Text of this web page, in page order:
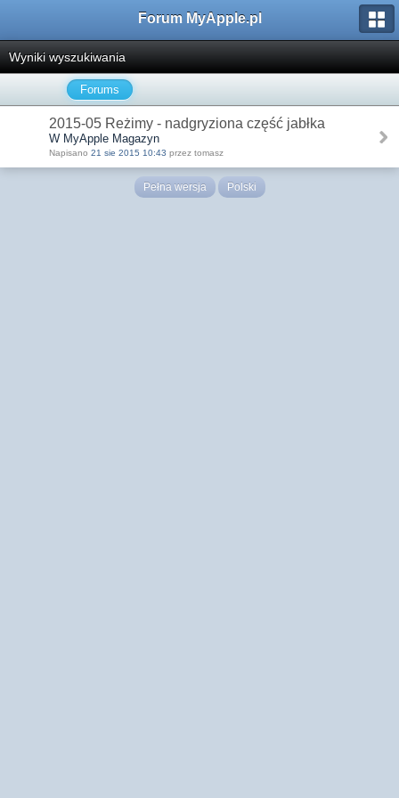
Forum MyApple.pl
Wyniki wyszukiwania
Forums
2015-05 Reżimy - nadgryziona część jabłka
W MyApple Magazyn
Napisano 21 sie 2015 10:43 przez tomasz
Pełna wersja Polski